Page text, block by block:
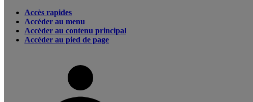
Accès rapides
Accéder au menu
Accéder au contenu principal
Accéder au pied de page